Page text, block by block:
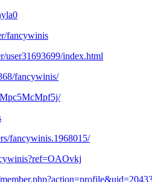
fancywinis
user31693699/index.html
fancywinis/
fancywinis.1968015/